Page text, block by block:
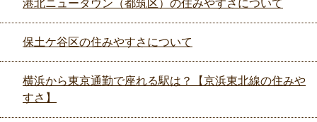
港北ニュータウン（都筑区）の住みやすさについて
保土ケ谷区の住みやすさについて
横浜から東京通勤で座れる駅は？【京浜東北線の住みや
すさ】